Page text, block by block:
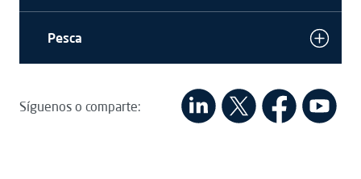
Pesca
Síguenos o comparte: